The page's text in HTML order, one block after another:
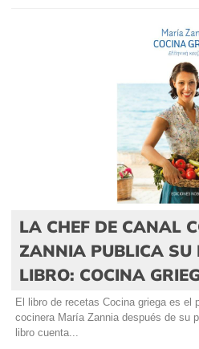
LA CHEF DE CANAL
ZANNIA PUBLICA SU
LIBRO: COCINA
El libro de recetas Cocina griega es el
cocinera María Zannia después de su
libro cuenta...